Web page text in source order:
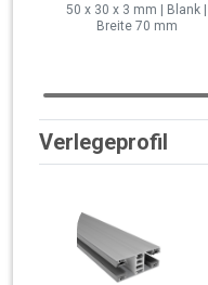
50 x 30 x 3 mm | Blank |
Breite 70 mm
Verlegeprofil